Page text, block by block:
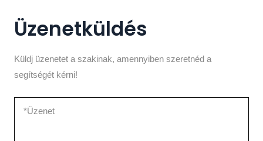
Üzenetküldés
Küldj üzenetet a szakinak, amennyiben szeretnéd a
segítségét kérni!